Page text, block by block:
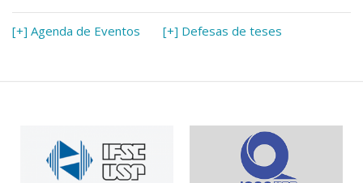
[+] Agenda de Eventos [+] Defesas de teses